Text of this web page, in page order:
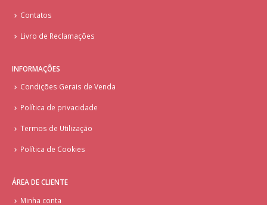
Contatos
Livro de Reclamações
INFORMAÇÕES
Condições Gerais de Venda
Política de privacidade
Termos de Utilização
Política de Cookies
ÁREA DE CLIENTE
Minha conta